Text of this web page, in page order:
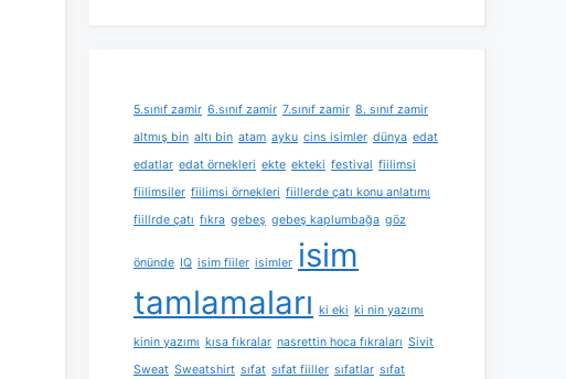
5.sınıf zamir 6.sınıf zamir 7.sınıf zamir 8. sınıf zamir
altmış bin altı bin atam ayku cins isimler dünya edat
edatlar edat örnekleri ekte ekteki festival fiilimsi
fiilimsiler fiilimsi örnekleri fiillerde çatı konu anlatımı
fiillrde çatı fıkra gebeş gebeş kaplumbağa göz
önünde IQ isim fiiler isimler isim
tamlamaları ki eki ki nin yazımı
kinin yazımı kısa fıkralar nasrettin hoca fıkraları Sivit
Sweat Sweatshirt sıfat sıfat fiiller sıfatlar sıfat